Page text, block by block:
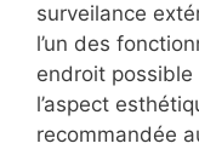
surveilance
l’un des
endroit possible
l’aspect
recommandée